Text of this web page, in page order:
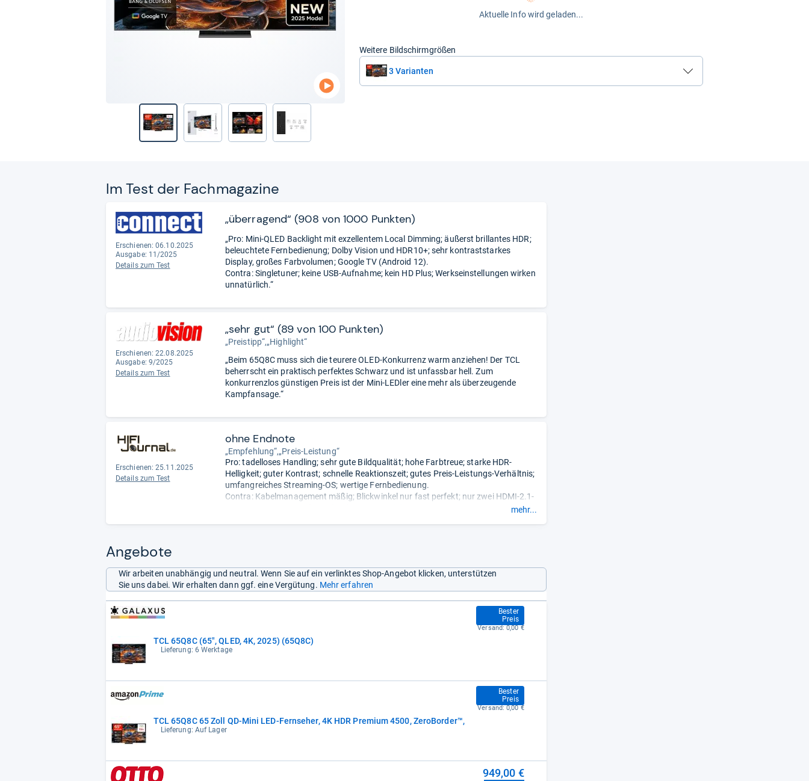
Aktuelle Info wird geladen...
Weitere Bildschirmgrößen
3 Varianten
Im Test der Fach­ma­ga­zine
Erschienen: 06.10.2025
Ausgabe: 11/2025
Details zum Test
„überragend“ (908 von 1000 Punkten)
„Pro: Mini-QLED Backlight mit exzellentem Local Dimming; äußerst brillantes HDR;
beleuchtete Fernbedienung; Dolby Vision und HDR10+; sehr kontraststarkes
Display, großes Farbvolumen; Google TV (Android 12).
Contra: Singletuner; keine USB-Aufnahme; kein HD Plus; Werkseinstellungen wirken
unnatürlich.“
Erschienen: 22.08.2025
Ausgabe: 9/2025
Details zum Test
„sehr gut“ (89 von 100 Punkten)
„Preistipp“,„Highlight“
„Beim 65Q8C muss sich die teurere OLED-Konkurrenz warm anziehen! Der TCL
beherrscht ein praktisch perfektes Schwarz und ist unfassbar hell. Zum
konkurrenzlos günstigen Preis ist der Mini-LEDler eine mehr als überzeugende
Kampfansage.“
Erschienen: 25.11.2025
Details zum Test
ohne Endnote
„Empfehlung“,„Preis-Leistung“
Pro: tadelloses Handling; sehr gute Bildqualität; hohe Farbtreue; starke HDR-
Helligkeit; guter Kontrast; schnelle Reaktionszeit; gutes Preis-Leistungs-Verhältnis;
umfangreiches Streaming-OS; wertige Fernbedienung.
Contra: Kabelmanagement mäßig; Blickwinkel nur fast perfekt; nur zwei HDMI-2.1-
mehr...
Angebote
Wir arbeiten unabhängig und neutral. Wenn Sie auf ein verlinktes Shop-Angebot klicken, unterstützen
Sie uns dabei. Wir erhalten dann ggf. eine Vergütung. Mehr erfahren
TCL 65Q8C (65", QLED, 4K, 2025) (65Q8C)
Lieferung: 6 Werktage
Bester
Preis
949,00 €
Versand:0,00 €
TCL 65Q8C 65 Zoll QD-Mini LED-Fernseher, 4K HDR Premium 4500, ZeroBorder™,
Lieferung: Auf Lager
Bester
Preis
949,00 €
Versand:0,00 €
949,00 €